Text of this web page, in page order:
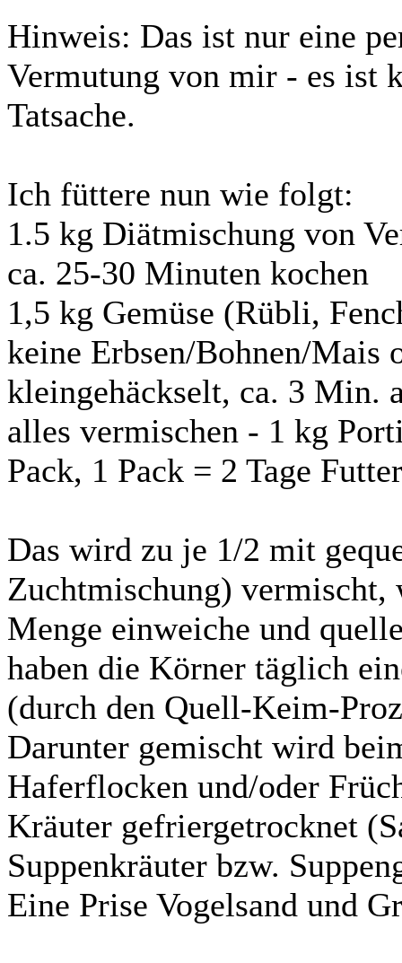
Hinweis: Das ist nur eine
Vermutung von mir - es ist
Tatsache.
Ich füttere nun wie folgt:
1.5 kg Diätmischung von
ca. 25-30 Minuten kochen
1,5 kg Gemüse (Rübli,
keine Erbsen/Bohnen/Mais
kleingehäckselt, ca. 3 Min.
alles vermischen - 1 kg
Pack, 1 Pack = 2 Tage
Das wird zu je 1/2 mit
Zuchtmischung) vermischt,
Menge einweiche und
haben die Körner täglich
(durch den Quell-Keim-
Darunter gemischt wird
Haferflocken und/oder
Kräuter gefriergetrocknet
Suppenkräuter bzw.
Eine Prise Vogelsand und